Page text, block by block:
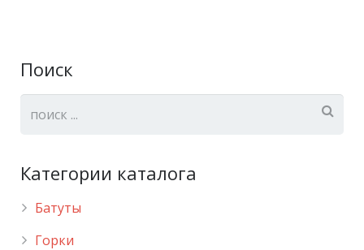
Поиск
Категории каталога
Батуты
Горки